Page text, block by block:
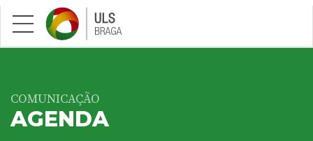
Saltar para conteúdo principal
COMUNICAÇÃO
AGENDA